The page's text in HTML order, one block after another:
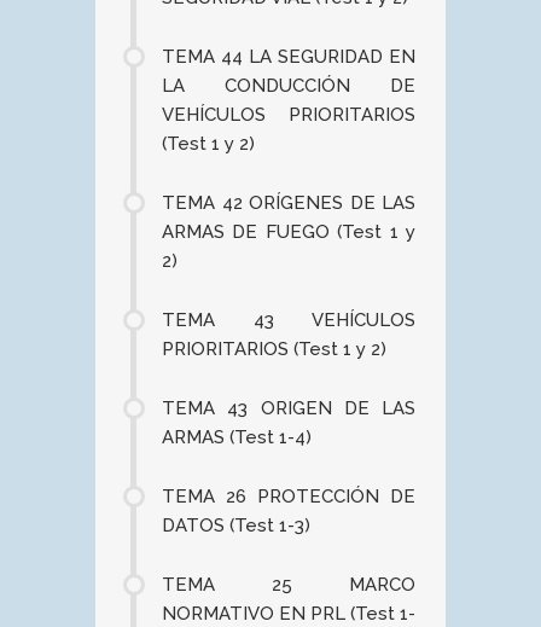
TEMA 44 LA SEGURIDAD EN
LA CONDUCCIÓN DE
VEHÍCULOS PRIORITARIOS
(Test 1 y 2)
TEMA 42 ORÍGENES DE LAS
ARMAS DE FUEGO (Test 1 y
2)
TEMA 43 VEHÍCULOS
PRIORITARIOS (Test 1 y 2)
TEMA 43 ORIGEN DE LAS
ARMAS (Test 1-4)
TEMA 26 PROTECCIÓN DE
DATOS (Test 1-3)
TEMA 25 MARCO
NORMATIVO EN PRL (Test 1-